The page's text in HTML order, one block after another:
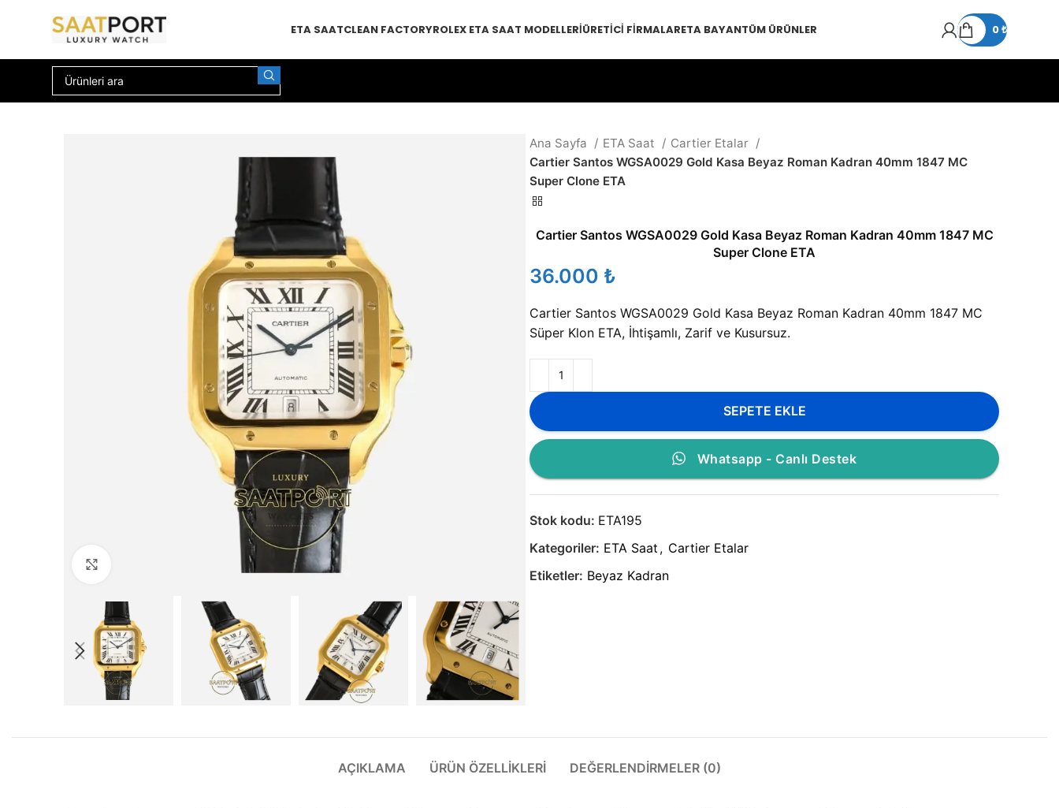
ETA SAATCLEAN FACTORYROLEX ETA SAAT MODELLERIÜRETICI FIRMALARETA BAYANTÜM ÜRÜNLER 0₺
Ana Sayfa ETA Saat
Cartier Etalar
Cartier Santos WGSA0029 Gold Kasa Beyaz Roman Kadran 40mm 1847 MC
Super Clone ETA
Cartier Santos WGSA0029 Gold Kasa Beyaz Roman Kadran 40mm 1847 MC
Super Clone ETA
₺
Cartier Santos WGSA0029 Gold Kasa Beyaz Roman Kadran 40mm 1847 MC
Süper Klon ETA, İhtişamlı, Zarif ve Kusursuz.
SEPETE EKLE
Whatsapp - Canlı Destek
Stok kodu: ETA195
Kategoriler: ETA Saat , Cartier Etalar
Etiketler: Beyaz Kadran
AÇIKLAMA ÜRÜN ÖZELLIKLERI DEĞERLENDIRMELER (0)